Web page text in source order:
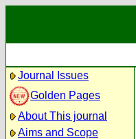
Journal Issues
Golden Pages
About This journal
Aims and Scope